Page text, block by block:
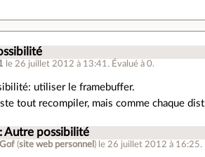
le 26 juillet 2012 à 13:41 . Évalué à0.
utiliser le framebuffer.
tout recompiler, mais comme chaque
Autre possibilité
Gof (site web personnel ) le 26 juillet 2012 à 16:25.